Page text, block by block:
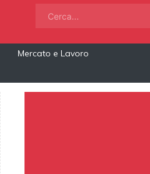
Mercato e Lavoro